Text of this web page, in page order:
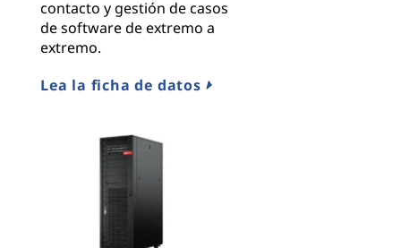
contacto y gestión de casos
de software de extremo a
extremo.
Lea la ficha de datos